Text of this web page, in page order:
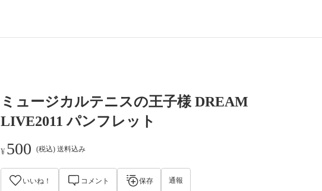
ミュージカルテニスの王子様 DREAM
LIVE2011 パンフレット
¥ 500 (税込) 送料込み
いいね！ コメント 保存 通報